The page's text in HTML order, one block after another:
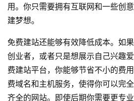
用。你只需要拥有互联网和一些创
建梦想。
免费建站还能够有效降低成本。如
创业者，或者只是想展示自己兴趣
费建站平台，你能够节省不小的费
费域名和主机服务，使得你可以完
齐全的网站。即使后期你需要更专